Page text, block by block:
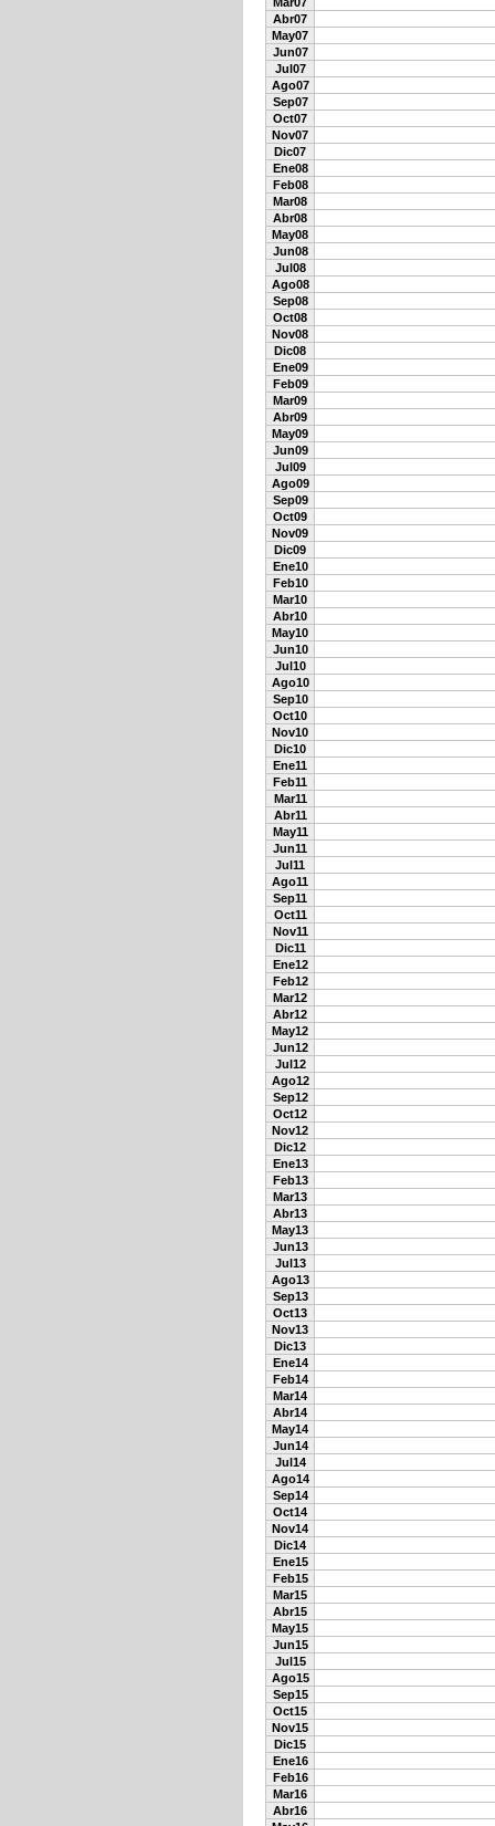
Abr07
May07
Jun07
Jul07
Ago07
Sep07
Oct07
Nov07
Dic07
Ene08
Feb08
Mar08
Abr08
May08
Jun08
Jul08
Ago08
Sep08
Oct08
Nov08
Dic08
Ene09
Feb09
Mar09
Abr09
May09
Jun09
Jul09
Ago09
Sep09
Oct09
Nov09
Dic09
Ene10
Feb10
Mar10
Abr10
May10
Jun10
Jul10
Ago10
Sep10
Oct10
Nov10
Dic10
Ene11
Feb11
Mar11
Abr11
May11
Jun11
Jul11
Ago11
Sep11
Oct11
Nov11
Dic11
Ene12
Feb12
Mar12
Abr12
May12
Jun12
Jul12
Ago12
Sep12
Oct12
Nov12
Dic12
Ene13
Feb13
Mar13
Abr13
May13
Jun13
Jul13
Ago13
Sep13
Oct13
Nov13
Dic13
Ene14
Feb14
Mar14
Abr14
May14
Jun14
Jul14
Ago14
Sep14
Oct14
Nov14
Dic14
Ene15
Feb15
Mar15
Abr15
May15
Jun15
Jul15
Ago15
Sep15
Oct15
Nov15
Dic15
Ene16
Feb16
Mar16
Abr16